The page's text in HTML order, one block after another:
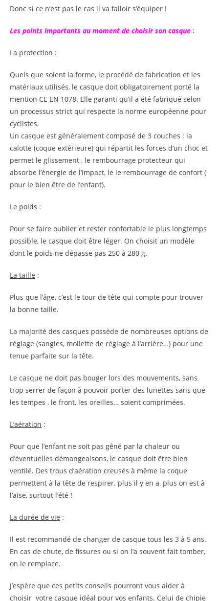
Donc si ce n’est pas le cas il va falloir s’équiper !
Les points importants au moment de choisir son casque :
La protection :
Quels que soient la forme, le procédé de fabrication et les
matériaux utilisés, le casque doit obligatoirement porté la
mention CE EN 1078. Elle garanti qu’il a été fabriqué selon
un processus strict qui respecte la norme européenne pour
cyclistes.
Un casque est généralement composé de 3 couches : la
calotte (coque extérieure) qui répartit les forces d’un choc et
permet le glissement , le rembourrage protecteur qui
absorbe l’énergie de l’impact, le le rembourrage de confort (
pour le bien être de l’enfant).
Le poids :
Pour se faire oublier et rester confortable le plus longtemps
possible, le casque doit être léger. On choisit un modèle
dont le poids ne dépasse pas 250 à 280 g.
La taille :
Plus que l’âge, c’est le tour de tête qui compte pour trouver
la bonne taille.
La majorité des casques possède de nombreuses options de
réglage (sangles, mollette de réglage à l’arrière…) pour une
tenue parfaite sur la tête.
Le casque ne doit pas bouger lors des mouvements, sans
trop serrer de façon à pouvoir porter des lunettes sans que
les tempes , le front, les oreilles… soient comprimées.
L’aération :
Pour que l’enfant ne soit pas gêné par la chaleur ou
d’éventuelles démangeaisons, le casque doit être bien
ventilé. Des trous d’aération creusés à même la coque
permettent à la tête de respirer. plus il y en a, plus on est à
l’aise, surtout l’été !
La durée de vie :
Il est recommandé de changer de casque tous les 3 à 5 ans.
En cas de chute, de fissures ou si on l’a souvent fait tomber,
on le remplace.
J’espère que ces petits conseils pourront vous aider à
choisir votre casque idéal pour vos enfants. Celui de chipie